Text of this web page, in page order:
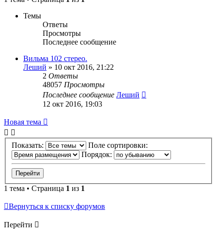
Темы
Ответы
Просмотры
Последнее сообщение
Вильма 102 стерео.
Леший » 10 окт 2016, 21:22
2 Ответы
48057 Просмотры
Последнее сообщение Леший
12 окт 2016, 19:03
Новая тема
Показать:
Поле сортировки:
Порядок:
1 тема • Страница 1 из 1
Вернуться к списку форумов
Перейти